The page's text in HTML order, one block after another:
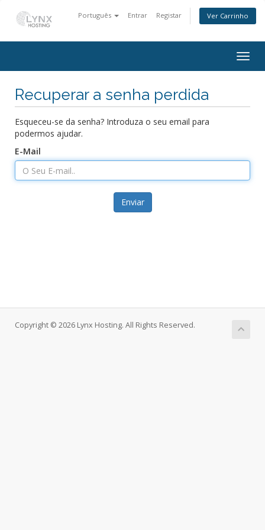
Português Entrar Registar Ver Carrinho
Recuperar a senha perdida
Esqueceu-se da senha? Introduza o seu email para
podermos ajudar.
E-Mail
Enviar
Copyright © 2026 Lynx Hosting. All Rights Reserved.